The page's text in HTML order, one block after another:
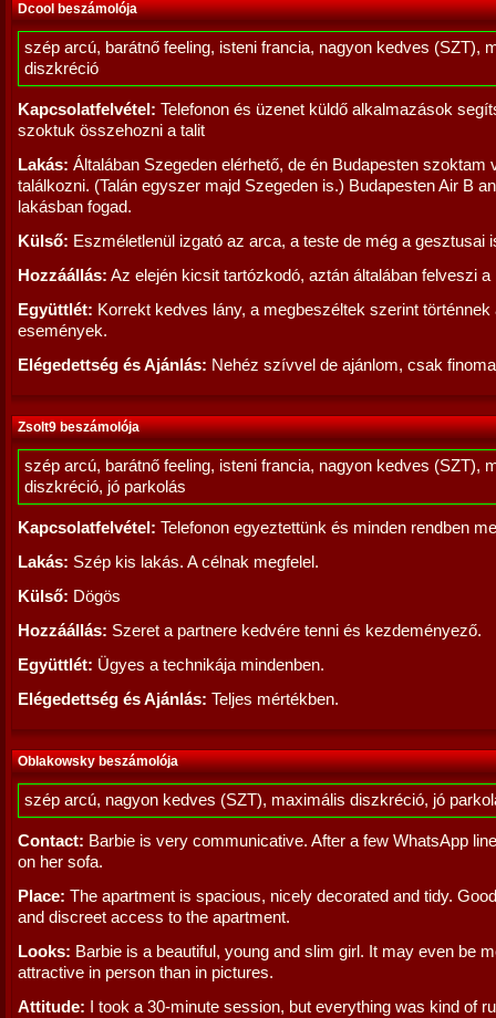
Dcool beszámolója
szép arcú, barátnő feeling, isteni francia, nagyon kedves (SZT),
diszkréció
Kapcsolatfelvétel: Telefonon és üzenet küldő alkalmazások
szoktuk összehozni a talit
Lakás: Általában Szegeden elérhető, de én Budapesten szoktam
találkozni. (Talán egyszer majd Szegeden is.) Budapesten Air B
lakásban fogad.
Külső: Eszméletlenül izgató az arca, a teste de még a gesztusai
Hozzáállás: Az elején kicsit tartózkodó, aztán általában felveszi a
Együttlét: Korrekt kedves lány, a megbeszéltek szerint történnek
események.
Elégedettség és Ajánlás: Nehéz szívvel de ajánlom, csak
Zsolt9 beszámolója
szép arcú, barátnő feeling, isteni francia, nagyon kedves (SZT),
diszkréció, jó parkolás
Kapcsolatfelvétel: Telefonon egyeztettünk és minden rendben
Lakás: Szép kis lakás. A célnak megfelel.
Külső: Dögös
Hozzáállás: Szeret a partnere kedvére tenni és kezdeményező.
Együttlét: Ügyes a technikája mindenben.
Elégedettség és Ajánlás: Teljes mértékben.
Oblakowsky beszámolója
szép arcú, nagyon kedves (SZT), maximális diszkréció, jó
Contact: Barbie is very communicative. After a few WhatsApp
on her sofa.
Place: The apartment is spacious, nicely decorated and tidy.
and discreet access to the apartment.
Looks: Barbie is a beautiful, young and slim girl. It may even be
attractive in person than in pictures.
Attitude: I took a 30-minute session, but everything was kind of